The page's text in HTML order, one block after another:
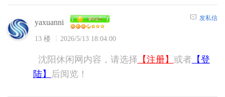
yaxuanni
13 楼 2026/5/13 18:04:00
发私信
沈阳休闲网内容，请选择 【注册】 或者 【登
陆】
后阅览！